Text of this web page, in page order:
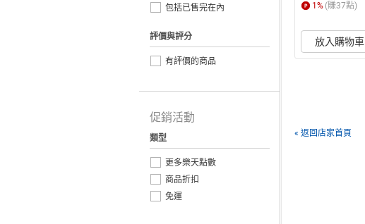
1 % (賺37點)
放入購物車
« 返回店家首頁
包括已售完在內
評價與評分
有評價的商品
促銷活動
類型
更多樂天點數
商品折扣
免運